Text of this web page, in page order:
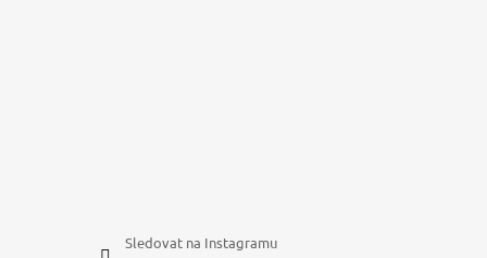
Sledovat na Instagramu